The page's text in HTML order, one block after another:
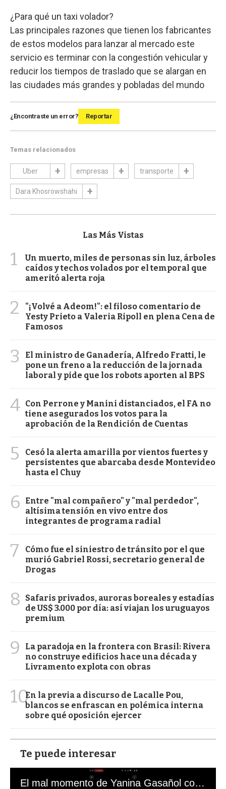
¿Para qué un taxi volador?
Las principales razones que tienen los fabricantes
de estos modelos para lanzar al mercado este
servicio es terminar con la congestión vehicular y
reducir los tiempos de traslado que se alargan en
las ciudades más grandes y pobladas del mundo
¿Encontraste un error? Reportar
Temas relacionados
Uber empresas transporte
Dara Khosrowshahi
Las Más Vistas
1
Un muerto, miles de personas sin luz, árboles
caídos y techos volados por el temporal que
ameritó alerta roja
2
"¡Volvé a Adeom!": el filoso comentario de
Yesty Prieto a Valeria Ripoll en plena Cena de
Famosos
3
El ministro de Ganadería, Alfredo Fratti, le
pone un freno a la reducción de la jornada
laboral y pide que los robots aporten al BPS
4 Con Perrone y Manini distanciados, el FA no
tiene asegurados los votos para la
aprobación de la Rendición de Cuentas
5
Cesó la alerta amarilla por vientos fuertes y
persistentes que abarcaba desde Montevideo
hasta el Chuy
6
Entre "mal compañero" y "mal perdedor",
altísima tensión en vivo entre dos
integrantes de programa radial
7
Cómo fue el siniestro de tránsito por el que
murió Gabriel Rossi, secretario general de
Drogas
8
Safaris privados, auroras boreales y estadías
de US$ 3.000 por día: así viajan los uruguayos
premium
9
La paradoja en la frontera con Brasil: Rivera
no construye edificios hace una década y
Livramento explota con obras
10En la previa a discurso de Lacalle Pou,
blancos se enfrascan en polémica interna
sobre qué oposición ejercer
Te puede interesar
El mal momento de Yanina Gasañol con un hincha argentino en "Subrayado"